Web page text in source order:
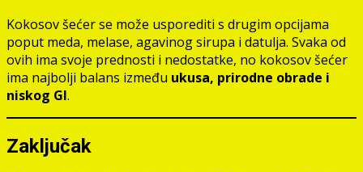
Kokosov šećer se može usporediti s drugim opcijama
poput meda, melase, agavinog sirupa i datulja. Svaka od
ovih ima svoje prednosti i nedostatke, no kokosov šećer
ima najbolji balans između ukusa, prirodne obrade i
niskog GI.
Zaključak